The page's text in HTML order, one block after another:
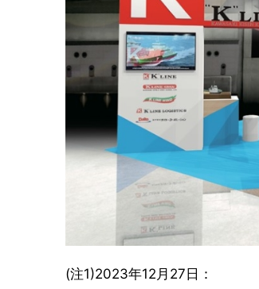
(注1)2023年12月27日：